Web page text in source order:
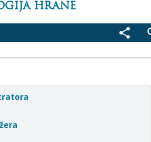
HRANE
share